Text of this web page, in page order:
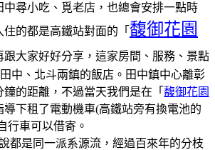
中尋小吃、覓老店，也總會安排一點時
的都是高鐵站對面的「 馥御花園
跟大家好好分享，這家房間、服務、景點
中、北斗兩鎮的飯店。田中鎮中心離彰
的距離，不過當天我們是在「 馥御花園
導下租了電動機車(高鐵站旁有換電池的
行車可以借寄。
都是同一派系源流，經過百來年的分枝